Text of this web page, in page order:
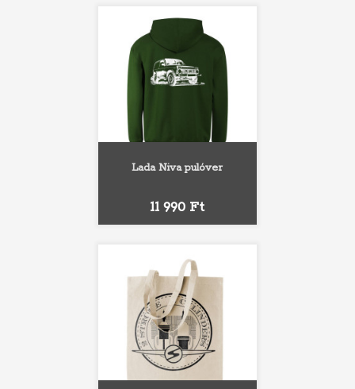
Lada Niva pulóver
Ár
11 990 Ft